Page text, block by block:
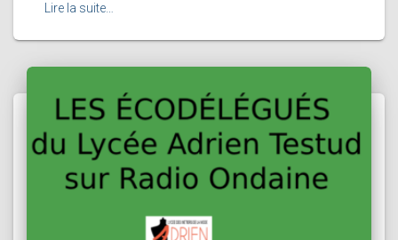
Lire la suite…